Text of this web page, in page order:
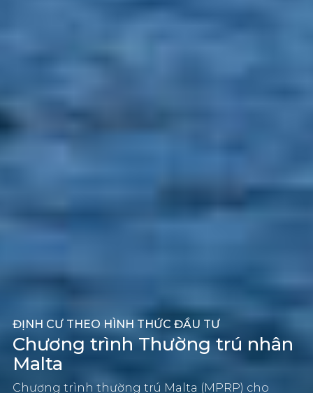
Chương trình Thường trú nhân
Malta
ĐỊNH CƯ THEO HÌNH THỨC ĐẦU TƯ
Chương trình thường trú Malta (MPRP) cho